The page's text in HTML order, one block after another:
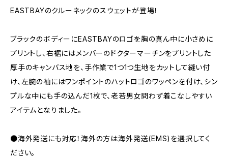
EASTBAYのクルーネックのスウェットが登場！
ブラックのボディーにEASTBAYのロゴを胸の真ん中に小さめに
プリントし、右裾にはメンバーのドクターマーチンをプリントした
厚手のキャンバス地を、手作業で1つ1つ生地をカットして縫い付
け、左腕の袖にはワンポイントのハットロゴのワッペンを付け、シン
プルな中にも手の込んだ1枚で、老若男女問わず着こなしやすい
アイテムとなりました。
●海外発送にも対応！海外の方は海外発送(EMS)を選択してく
ださい。